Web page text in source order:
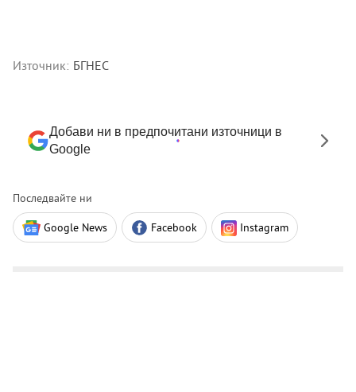
Източник: БГНЕС
Добави ни в предпочитани източници в
Google
Последвайте ни
Google News Facebook Instagram